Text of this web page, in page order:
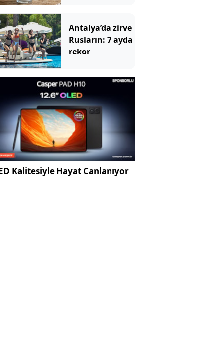
deniyor
Antalya’da zirve
Rusların: 7 ayda
rekor
Kalitesiyle Hayat Canlanıyor